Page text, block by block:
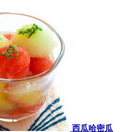
西瓜哈密瓜